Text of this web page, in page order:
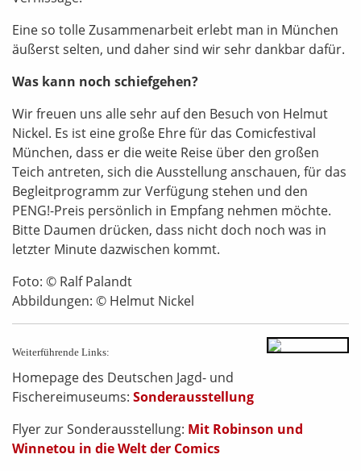
Eine so tolle Zusammenarbeit erlebt man in München
äußerst selten, und daher sind wir sehr dankbar dafür.
Was kann noch schiefgehen?
Wir freuen uns alle sehr auf den Besuch von Helmut
Nickel. Es ist eine große Ehre für das Comicfestival
München, dass er die weite Reise über den großen
Teich antreten, sich die Ausstellung anschauen, für das
Begleitprogramm zur Verfügung stehen und den
PENG!-Preis persönlich in Empfang nehmen möchte.
Bitte Daumen drücken, dass nicht doch noch was in
letzter Minute dazwischen kommt.
Foto: © Ralf Palandt
Abbildungen: © Helmut Nickel
Weiterführende Links:
Homepage des Deutschen Jagd- und
Fischereimuseums: Sonderausstellung
Flyer zur Sonderausstellung: Mit Robinson und
Winnetou in die Welt der Comics